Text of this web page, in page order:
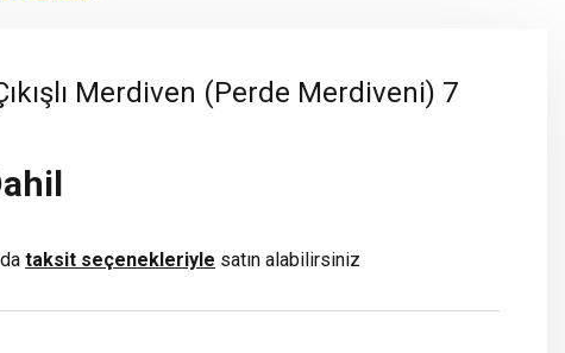
Merdiven (Perde Merdiveni) 7
taksit seçenekleriyle satın alabilirsiniz